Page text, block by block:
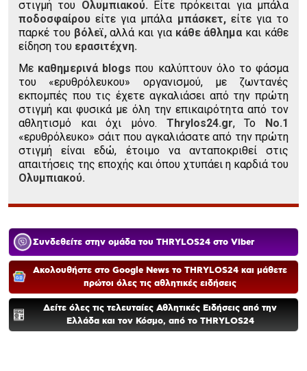
στιγμή του Ολυμπιακού. Είτε πρόκειται για μπάλα
ποδοσφαίρου είτε για μπάλα μπάσκετ,είτε για το
παρκέ του βόλεϊ,αλλά και για κάθε άθλημα και κάθε
είδηση του ερασιτέχνη.
Με καθημερινά blogs που καλύπτουν όλο το φάσμα
του «ερυθρόλευκου» οργανισμού, με ζωντανές
εκπομπές που τις έχετε αγκαλιάσει από την πρώτη
στιγμή και φυσικά με όλη την επικαιρότητα από τον
αθλητισμό και όχι μόνο. Thrylos24.gr, Το Νο.1
«ερυθρόλευκο» σάιτ που αγκαλιάσατε από την πρώτη
στιγμή είναι εδώ, έτοιμο να ανταποκριθεί στις
απαιτήσεις της εποχής και όπου χτυπάει η καρδιά του
Ολυμπιακού.
Συνδεθείτε στην ομάδα του THRYLOS24 στο Viber
Ακολουθήστε στο Google News το THRYLOS24 και μάθετε
πρώτοι όλες τις αθλητικές ειδήσεις
Δείτε όλες τις τελευταίες Αθλητικές Ειδήσεις από την
Ελλάδα και τον Κόσμο, από το THRYLOS24